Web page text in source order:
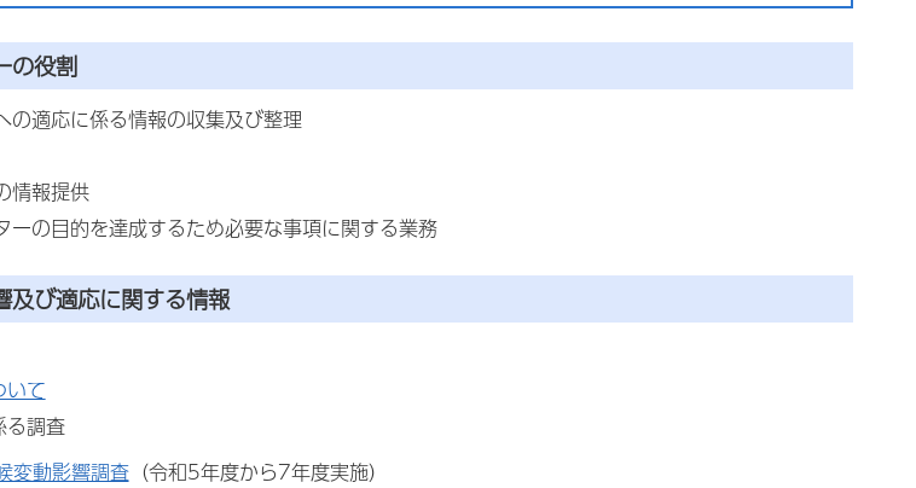
の役割
の適応に係る情報の収集及び整理
情報提供
ーの目的を達成するため必要な事項に関する業務
及び適応に関する情報
いて
る調査
変動影響調査（令和5年度から7年度実施）